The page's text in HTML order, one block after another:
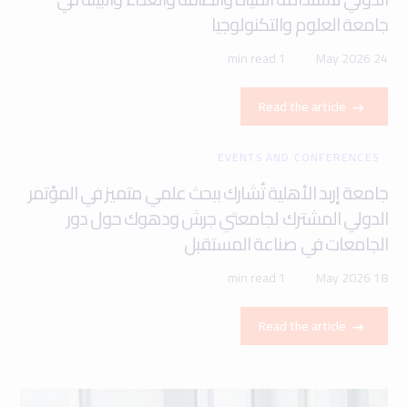
جامعة العلوم والتكنولوجيا
24 May 2026
1 min read
Read the article
EVENTS AND CONFERENCES
جامعة إربد الأهلية تُشارك ببحث علمي متميز في المؤتمر
الدولي المشترك لجامعتي جرش ودهوك حول دور
الجامعات في صناعة المستقبل
18 May 2026
1 min read
Read the article